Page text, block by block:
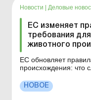
Новости Деловые
ЕС изменяет
требования
животного
ЕС обновляет
происхождения: что
нарушение
оборота и
НОВОЕ